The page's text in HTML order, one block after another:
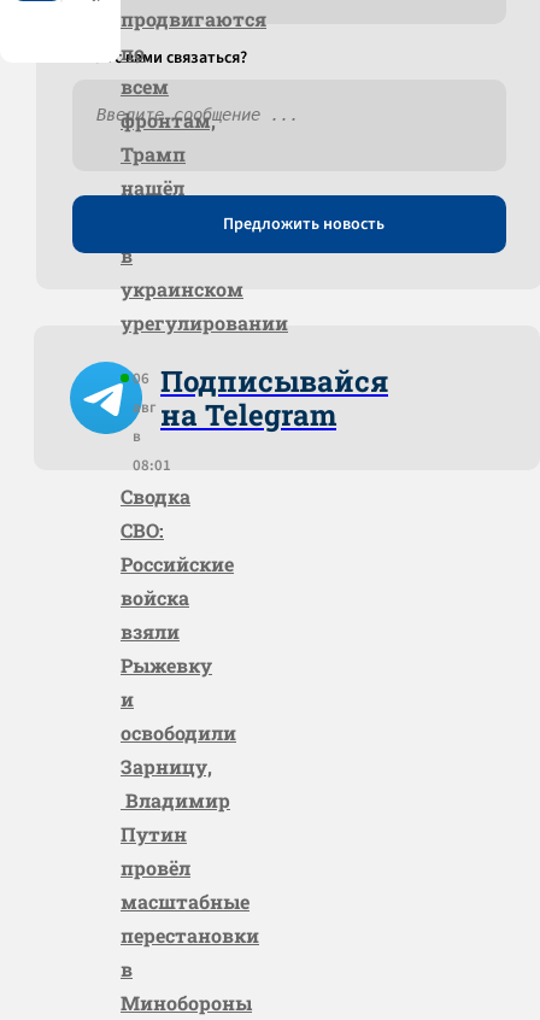
продвигаются
по
всем
фронтам,
Трамп
нашёл
в
украинском
урегулировании
06
авг
в
08:01
Сводка
СВО:
Российские
войска
взяли
Рыжевку
и
освободили
Зарницу,
Владимир
Путин
провёл
масштабные
перестановки
в
Минобороны
Как c вами связаться?
Предложить новость
Подписывайся
на Telegram